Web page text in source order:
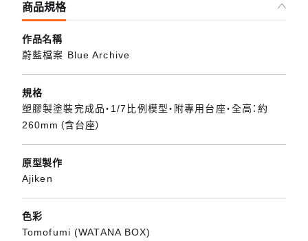
商品規格
作品名稱
蔚藍檔案 Blue Archive
規格
塑膠製塗裝完成品・1/7比例模型・附專用台座・全高：約
260mm（含台座）
原型製作
Ajiken
色彩
Tomofumi (WATANA BOX)